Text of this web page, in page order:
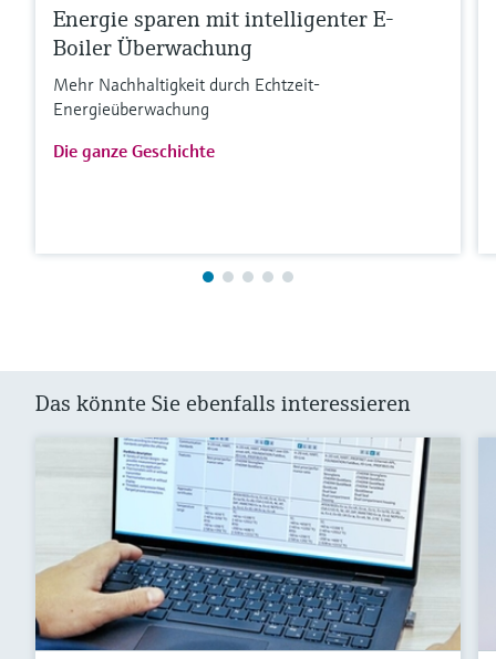
Energie sparen mit intelligenter E-
Boiler Überwachung
Mehr Nachhaltigkeit durch Echtzeit-
Energieüberwachung
Die ganze Geschichte
Das könnte Sie ebenfalls interessieren